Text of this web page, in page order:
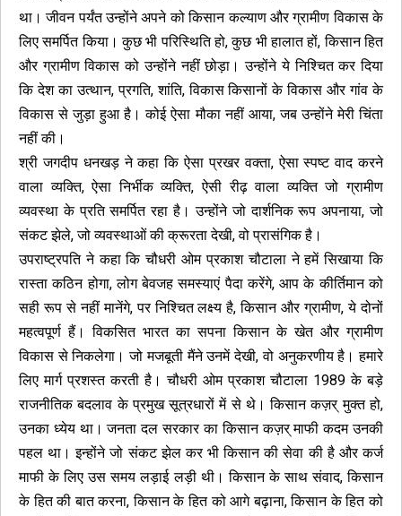
था। जीवन पर्यंत उन्होंने अपने को किसान कल्याण और ग्रामीण विकास के
लिए समर्पित किया। कुछ भी परिस्थिति हो, कुछ भी हालात हों, किसान हित
और ग्रामीण विकास को उन्होंने नहीं छोड़ा। उन्होंने ये निश्चित कर दिया
कि देश का उत्थान, प्रगति, शांति, विकास किसानों के विकास और गांव के
विकास से जुड़ा हुआ है। कोई ऐसा मौका नहीं आया, जब उन्होंने मेरी चिंता
नहीं की।
श्री जगदीप धनखड़ ने कहा कि ऐसा प्रखर वक्ता, ऐसा स्पष्ट वाद करने
वाला व्यक्ति, ऐसा निर्भीक व्यक्ति, ऐसी रीढ़ वाला व्यक्ति जो ग्रामीण
व्यवस्था के प्रति समर्पित रहा है। उन्होंने जो दार्शनिक रूप अपनाया, जो
संकट झेले, जो व्यवस्थाओं की क्रूरता देखी, वो प्रासंगिक है।
उपराष्ट्रपति ने कहा कि चौधरी ओम प्रकाश चौटाला ने हमें सिखाया कि
रास्ता कठिन होगा, लोग बेवजह समस्याएं पैदा करेंगे, आप के कीर्तिमान को
सही रूप से नहीं मानेंगे, पर निश्चित लक्ष्य है, किसान और ग्रामीण, ये दोनों
महत्वपूर्ण हैं। विकसित भारत का सपना किसान के खेत और ग्रामीण
विकास से निकलेगा। जो मजबूती मैंने उनमें देखी, वो अनुकरणीय है। हमारे
लिए मार्ग प्रशस्त करती है। चौधरी ओम प्रकाश चौटाला 1989 के बड़े
राजनीतिक बदलाव के प्रमुख सूत्रधारों में से थे। किसान कज़र् मुक्त हो,
उनका ध्येय था। जनता दल सरकार का किसान कज़र् माफी कदम उनकी
पहल था। इन्होंने जो संकट झेल कर भी किसान की सेवा की है और कर्ज
माफी के लिए उस समय लड़ाई लड़ी थी। किसान के साथ संवाद, किसान
के हित की बात करना, किसान के हित को आगे बढ़ाना, किसान के हित को